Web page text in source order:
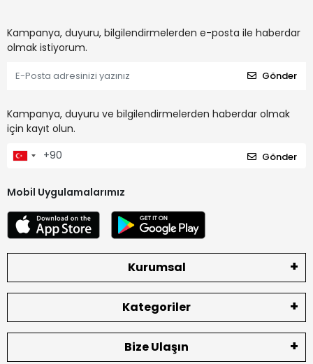
Kampanya, duyuru, bilgilendirmelerden e-posta ile haberdar
olmak istiyorum.
Gönder
Kampanya, duyuru ve bilgilendirmelerden haberdar olmak
için kayıt olun.
Gönder
Mobil Uygulamalarımız
Kurumsal
Kategoriler
Bize Ulaşın